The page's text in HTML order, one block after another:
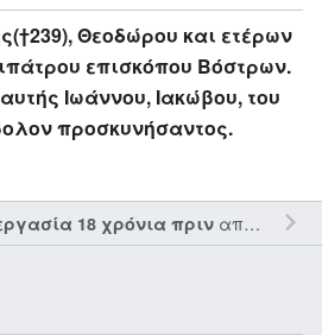
Θεοδώρου και ετέρων
επισκόπου Βόστρων.
Ιωάννου, Ιακώβου, του
προσκυνήσαντος.
18 χρόνια πριναπό τον την